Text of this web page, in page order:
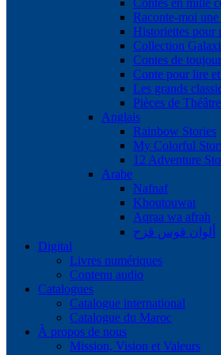
Contes en mille
Raconte-moi
Historiettes pour
Collection
Contes de
Conte pour lire
Les grands
Pièces de
Anglais
Rainbow Stories
My Colorful
12 Adventure
Arabe
Nafnaf
Khoutouwat
Aqraa wa afrah
ألوان قوس قزح
Digital
Livres numériques
Contenu audio
Catalogues
Catalogue international
Catalogue du Maroc
À propos de nous
Mission, Vision et Valeurs